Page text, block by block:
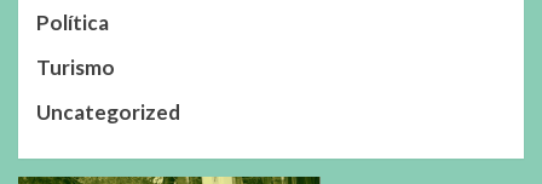
Política
Turismo
Uncategorized